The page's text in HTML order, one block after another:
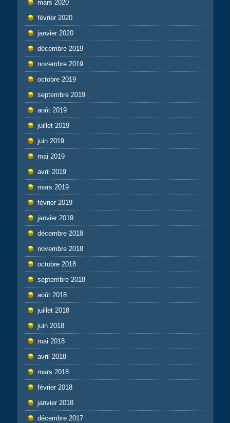
mars 2020
février 2020
janvier 2020
décembre 2019
novembre 2019
octobre 2019
septembre 2019
août 2019
juillet 2019
juin 2019
mai 2019
avril 2019
mars 2019
février 2019
janvier 2019
décembre 2018
novembre 2018
octobre 2018
septembre 2018
août 2018
juillet 2018
juin 2018
mai 2018
avril 2018
mars 2018
février 2018
janvier 2018
décembre 2017